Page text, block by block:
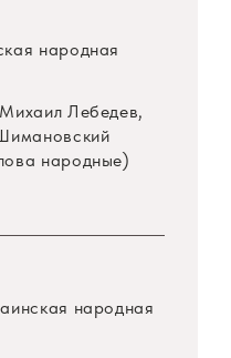
народная
Лебедев,
народные)
народная